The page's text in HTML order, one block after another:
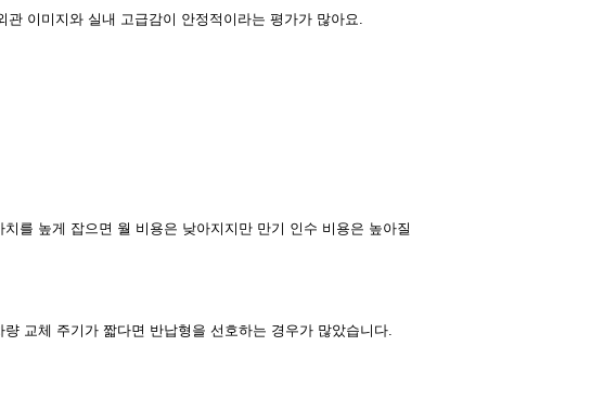
이미지와 실내 고급감이 안정적이라는 평가가 많아요.
를 높게 잡으면 월 비용은 낮아지지만 만기 인수 비용은 높아질
교체 주기가 짧다면 반납형을 선호하는 경우가 많았습니다.